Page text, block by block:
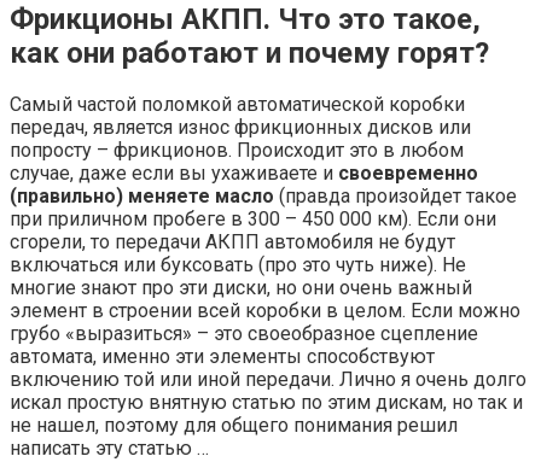
Фрикционы АКПП. Что это такое,
как они работают и почему горят?
Самый частой поломкой автоматической коробки
передач, является износ фрикционных дисков или
попросту – фрикционов. Происходит это в любом
случае, даже если вы ухаживаете и своевременно
(правильно) меняете масло (правда произойдет такое
при приличном пробеге в 300 – 450 000 км). Если они
сгорели, то передачи АКПП автомобиля не будут
включаться или буксовать (про это чуть ниже). Не
многие знают про эти диски, но они очень важный
элемент в строении всей коробки в целом. Если можно
грубо «выразиться» – это своеобразное сцепление
автомата, именно эти элементы способствуют
включению той или иной передачи. Лично я очень долго
искал простую внятную статью по этим дискам, но так и
не нашел, поэтому для общего понимания решил
написать эту статью …